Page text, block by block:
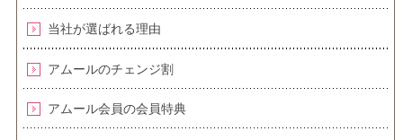
当社が選ばれる理由
アムールのチェンジ割
アムール会員の会員特典